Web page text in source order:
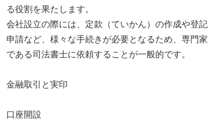
る役割を果たします。
会社設立の際には、定款（ていかん）の作成や登記
申請など、様々な手続きが必要となるため、専門家
である司法書士に依頼することが一般的です。
金融取引と実印
口座開設